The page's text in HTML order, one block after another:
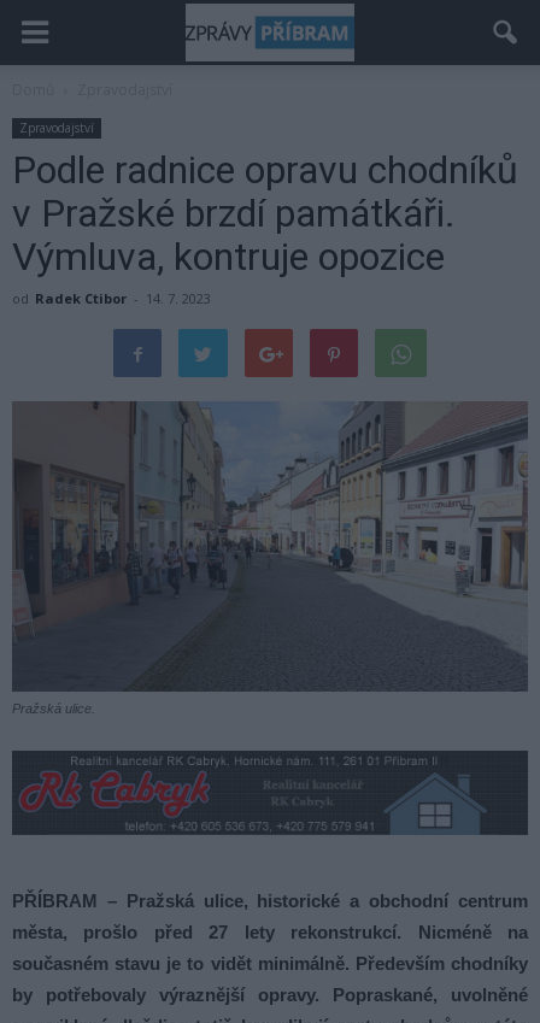
Zpravodajství
Podle radnice opravu chodníků
v Pražské brzdí památkáři.
Výmluva, kontruje opozice
od Radek Ctibor - 14. 7. 2023
Pražská ulice.
PŘÍBRAM – Pražská ulice, historické a obchodní centrum
města, prošlo před 27 lety rekonstrukcí. Nicméně na
současném stavu je to vidět minimálně. Především chodníky
by potřebovaly výraznější opravy. Popraskané, uvolněné